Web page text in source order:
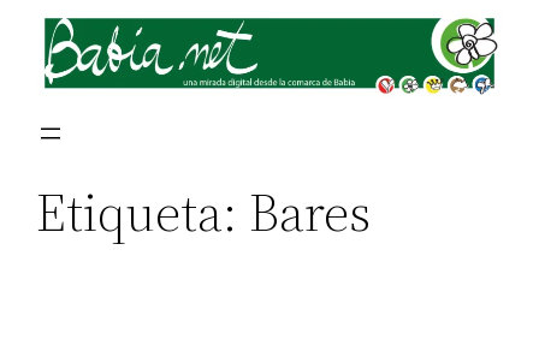
Saltar
contenido
Etiqueta: Bares